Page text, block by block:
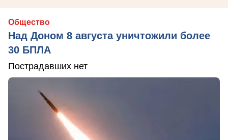
Общество
Над Доном 8 августа уничтожили более
30 БПЛА
Пострадавших нет